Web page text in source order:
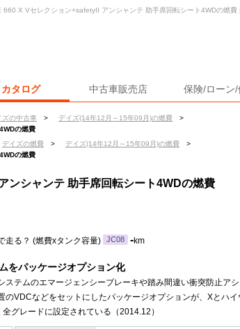
カタログ 中古車販売店 保険/ローン/
ズの中古車 > デイズ(14年12月～15年09月)の燃費
>
の燃費
デイズの燃費 > デイズ(14年12月～15年09月)の燃費
>
の燃費
660 X Vセレクション+safetyII アンシャンテ 助手席回転シート4WDの燃
ンシャンテ 助手席回転シート4WDの燃費
走る？ (燃費xタンク容量) JC08 -km
をパッケージオプション化
ステムのエマージェンシーブレーキや踏み間違い衝突防止ア
のVDCなどをセットにしたパッケージオプションが、Xとハイ
グレードに設定されている（2014.12）